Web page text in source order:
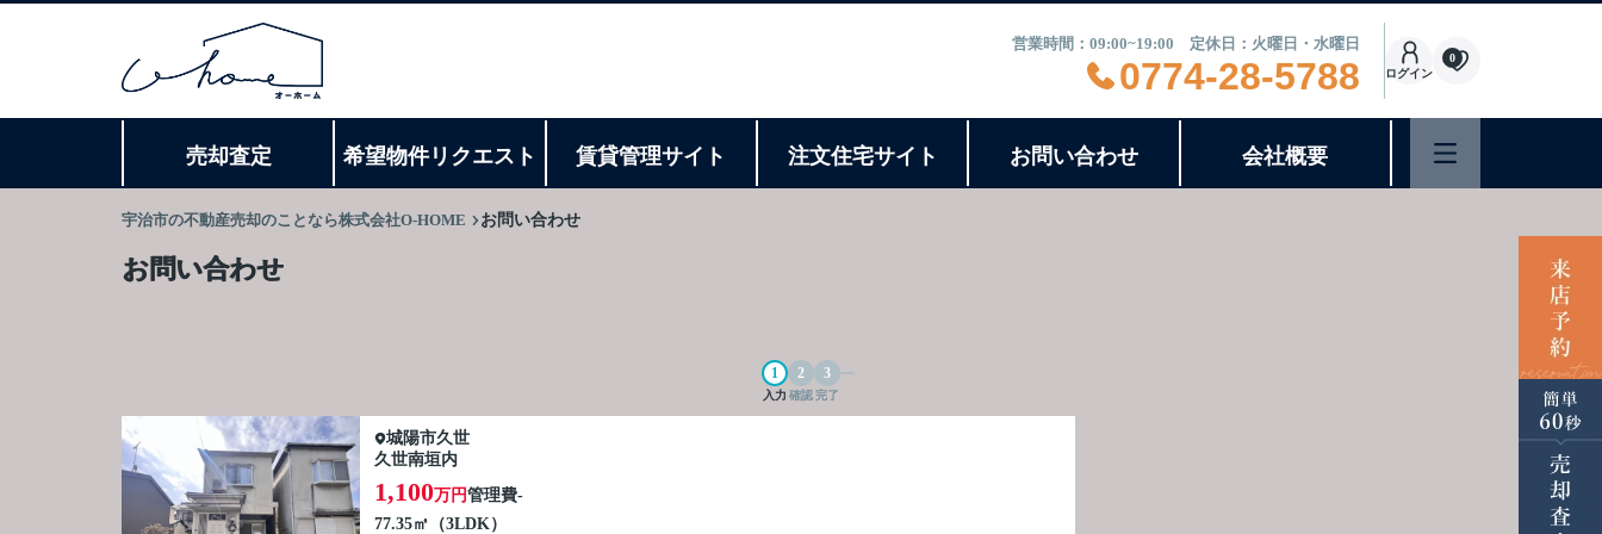
営業時間：09:00~19:00 定休日：火曜日・水曜日
0774-28-5788 ログイン
0
売却査定 希望物件リクエスト 賃貸管理サイト 注文住宅サイト お問い合わせ 会社概要
宇治市の不動産売却のことなら株式会社O-HOME お問い合わせ
お問い合わせ
入力 確認完了
城陽市久世
久世南垣内
1,100万円管理費-
77.35㎡（3LDK）